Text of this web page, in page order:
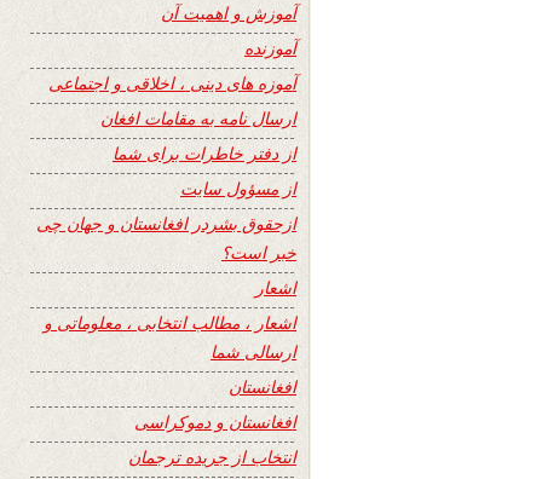
آموزش و اهمیت آن
آموزنده
آموزه های دینی ، اخلاقی و اجتماعی
ارسال نامه به مقامات افغان
از دفتر خاطرات برای شما
از مسؤول سایت
ازحقوق بشردر افغانستان و جهان چی
خبر است؟
اشعار
اشعار ، مطالب انتخابی ، معلوماتی و
ارسالی شما
افغانستان
افغانستان و دموکراسی
انتخاب از جریده ترجمان